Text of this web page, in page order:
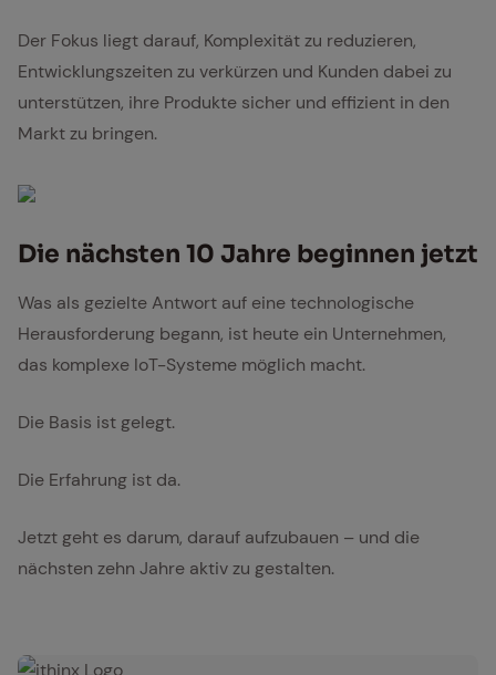
Der Fokus liegt darauf, Komplexität zu reduzieren,
Entwicklungszeiten zu verkürzen und Kunden dabei zu
unterstützen, ihre Produkte sicher und effizient in den
Markt zu bringen.
Die nächs­ten 10 Jah­re be­gin­nen jetzt
Was als gezielte Antwort auf eine technologische
Herausforderung begann, ist heute ein Unternehmen,
das komplexe IoT-Systeme möglich macht.
Die Basis ist gelegt.
Die Erfahrung ist da.
Jetzt geht es darum, darauf aufzubauen – und die
nächsten zehn Jahre aktiv zu gestalten.